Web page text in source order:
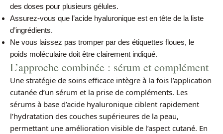
des doses pour plusieurs gélules.
Assurez-vous que l’acide hyaluronique est en tête de la liste
d’ingrédients.
Ne vous laissez pas tromper par des étiquettes floues, le
poids moléculaire doit être clairement indiqué.
L’approche combinée : sérum et complément
Une stratégie de soins efficace intègre à la fois l’application
cutanée d’un sérum et la prise de compléments. Les
sérums à base d’acide hyaluronique ciblent rapidement
l’hydratation des couches supérieures de la peau,
permettant une amélioration visible de l’aspect cutané. En